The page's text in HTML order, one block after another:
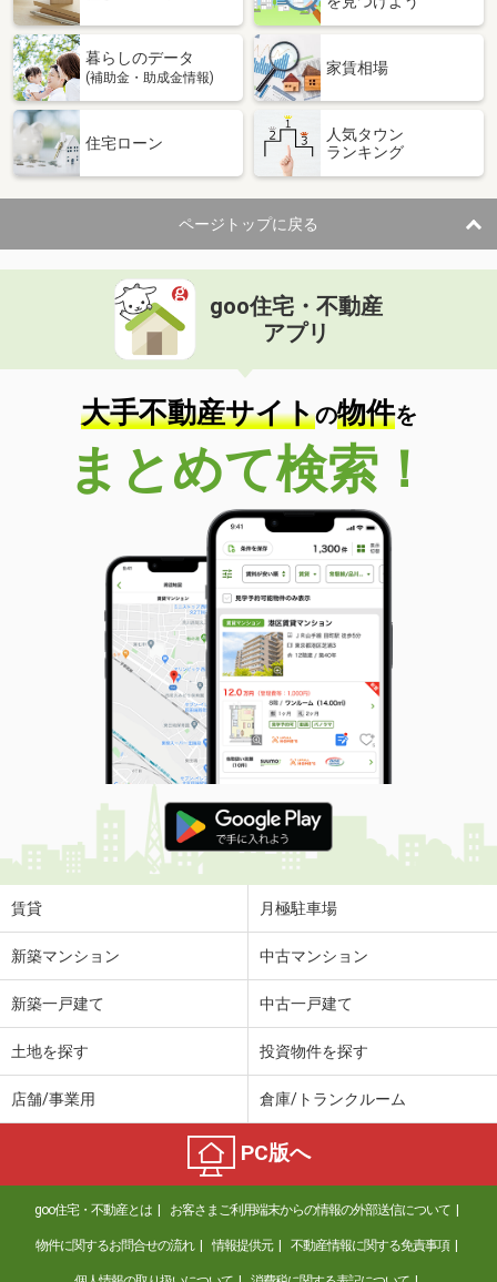
暮らしのデータ
(補助金・助成金情報)
家賃相場
住宅ローン
人気タウン
ランキング
ページトップに戻る
goo住宅・不動産
アプリ
大手不動産サイトの物件を
まとめて検索！
賃貸 月極駐車場
新築マンション 中古マンション
新築一戸建て 中古一戸建て
土地を探す 投資物件を探す
店舗/事業用 倉庫/トランクルーム
PC版へ
goo住宅・不動産とは お客さまご利用端末からの情報の外部送信について
物件に関するお問合せの流れ 情報提供元 不動産情報に関する免責事項